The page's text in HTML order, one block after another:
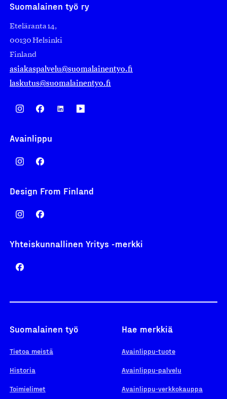
Suomalainen työ ry
Eteläranta 14,
00130 Helsinki
Finland
asiakaspalvelu@suomalainentyo.fi
laskutus@suomalainentyo.fi
Avainlippu
Design From Finland
Yhteiskunnallinen Yritys -merkki
Suomalainen työ
Tietoa meistä
Historia
Toimielimet
Hae merkkiä
Avainlippu-tuote
Avainlippu-palvelu
Avainlippu-verkkokauppa